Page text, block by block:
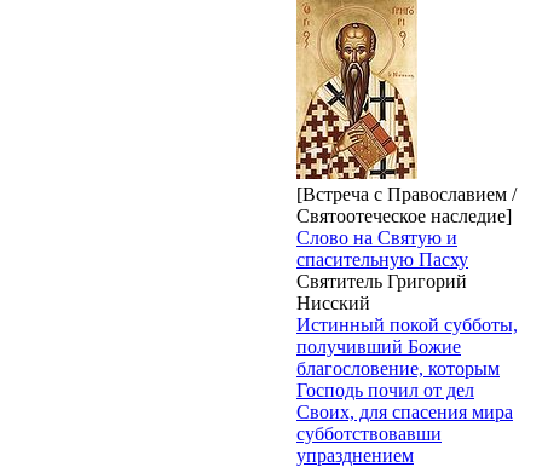
[Встреча с Православием /
Святоотеческое наследие]
Слово на Святую и
спасительную Пасху
Святитель Григорий
Нисский
Истинный покой субботы,
получивший Божие
благословение, которым
Господь почил от дел
Своих, для спасения мира
субботствовавши
упразднением